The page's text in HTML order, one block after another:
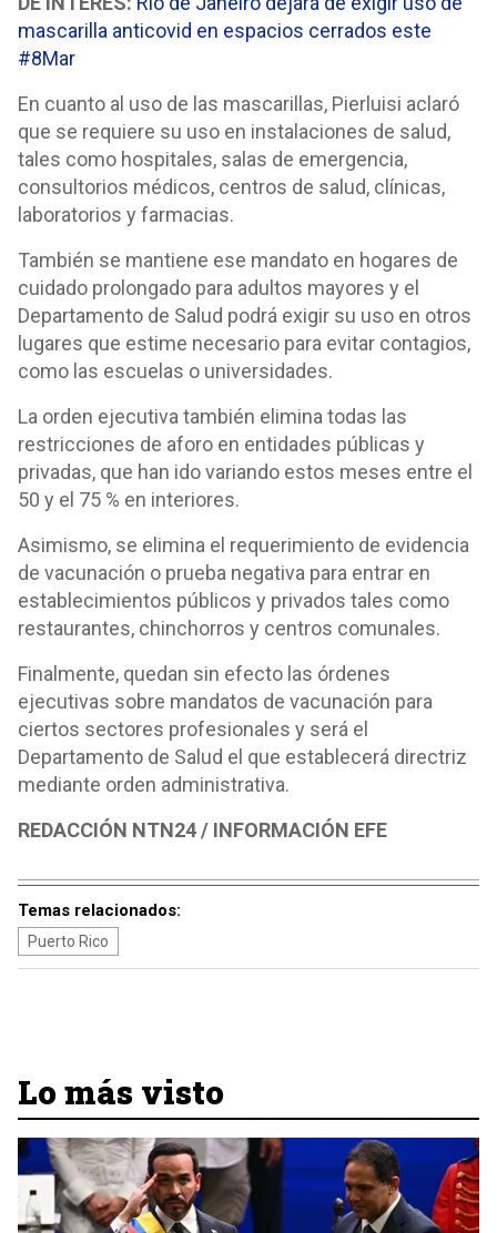
mascarilla anticovid en espacios cerrados este
#8Mar
En cuanto al uso de las mascarillas, Pierluisi aclaró
que se requiere su uso en instalaciones de salud,
tales como hospitales, salas de emergencia,
consultorios médicos, centros de salud, clínicas,
laboratorios y farmacias.
También se mantiene ese mandato en hogares de
cuidado prolongado para adultos mayores y el
Departamento de Salud podrá exigir su uso en otros
lugares que estime necesario para evitar contagios,
como las escuelas o universidades.
La orden ejecutiva también elimina todas las
restricciones de aforo en entidades públicas y
privadas, que han ido variando estos meses entre el
50 y el 75 % en interiores.
Asimismo, se elimina el requerimiento de evidencia
de vacunación o prueba negativa para entrar en
establecimientos públicos y privados tales como
restaurantes, chinchorros y centros comunales.
Finalmente, quedan sin efecto las órdenes
ejecutivas sobre mandatos de vacunación para
ciertos sectores profesionales y será el
Departamento de Salud el que establecerá directriz
mediante orden administrativa.
REDACCIÓN NTN24 / INFORMACIÓN EFE
Temas relacionados:
Puerto Rico
Lo más visto